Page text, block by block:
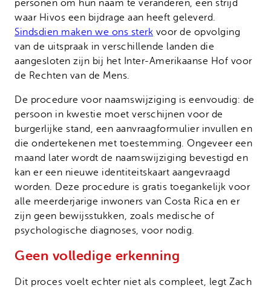
personen om hun naam te veranderen, een strijd
waar Hivos een bijdrage aan heeft geleverd.
Sindsdien maken we ons sterk voor de opvolging
van de uitspraak in verschillende landen die
aangesloten zijn bij het Inter-Amerikaanse Hof voor
de Rechten van de Mens.
De procedure voor naamswijziging is eenvoudig: de
persoon in kwestie moet verschijnen voor de
burgerlijke stand, een aanvraagformulier invullen en
die ondertekenen met toestemming. Ongeveer een
maand later wordt de naamswijziging bevestigd en
kan er een nieuwe identiteitskaart aangevraagd
worden. Deze procedure is gratis toegankelijk voor
alle meerderjarige inwoners van Costa Rica en er
zijn geen bewijsstukken, zoals medische of
psychologische diagnoses, voor nodig.
Geen volledige erkenning
Dit proces voelt echter niet als compleet, legt Zach